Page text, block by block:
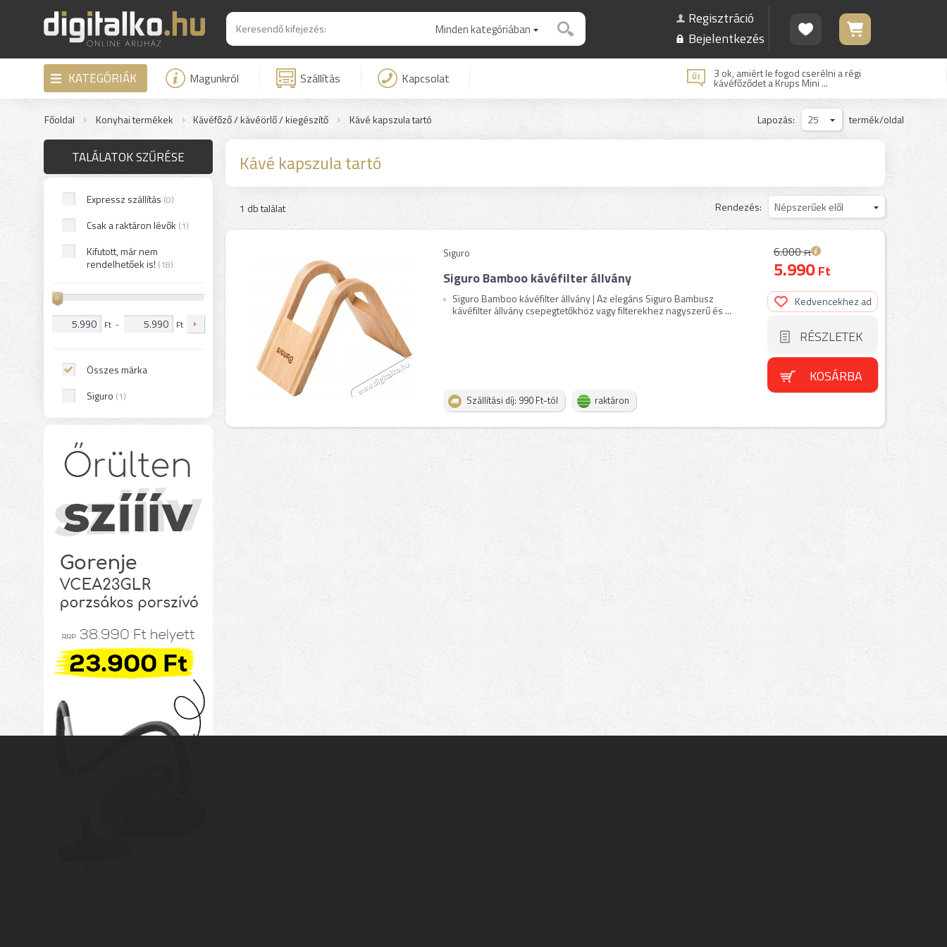
Minden kategóriában
Regisztráció
Bejelentkezés
KATEGÓRIÁK Magunkról Szállítás Kapcsolat 3 ok, amiért le fogod cserélni a régi
kávéfőződet a Krups Mini ...
Főoldal Konyhai termékek Kávéfőző / kávéörlő / kiegészítő Kávé kapszula tartó termék/oldal
25
Lapozás:
TALÁLATOK SZŰRÉSE
Expressz szállítás (0)
Csak a raktáron lévők (1)
Kifutott, már nem
rendelhetőek is! (18)
Ft - Ft
Összes márka
Siguro (1)
Kávé kapszula tartó
1 db találat Népszerűek elől
Rendezés:
Siguro
Siguro Bamboo kávéfilter állvány
Siguro Bamboo kávéfilter állvány | Az elegáns Siguro Bambusz
kávéfilter állvány csepegtetőkhöz vagy filterekhez nagyszerű és ...
Szállítási díj: 990 Ft-tól raktáron
6.000Ft
5.990Ft
Kedvencekhez ad
RÉSZLETEK
KOSÁRBA